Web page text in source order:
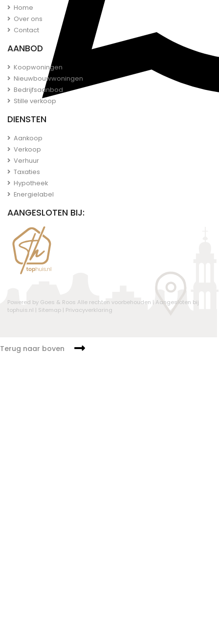
Home
Over ons
Contact
AANBOD
Koopwoningen
Nieuwbouwwoningen
Bedrijfsaanbod
Stille verkoop
DIENSTEN
Aankoop
Verkoop
Verhuur
Taxaties
Hypotheek
Energielabel
AANGESLOTEN BIJ:
Powered by Goes & Roos Alle rechten voorbehouden | Aangesloten bij
tophuis.nl | Sitemap | Privacyverklaring